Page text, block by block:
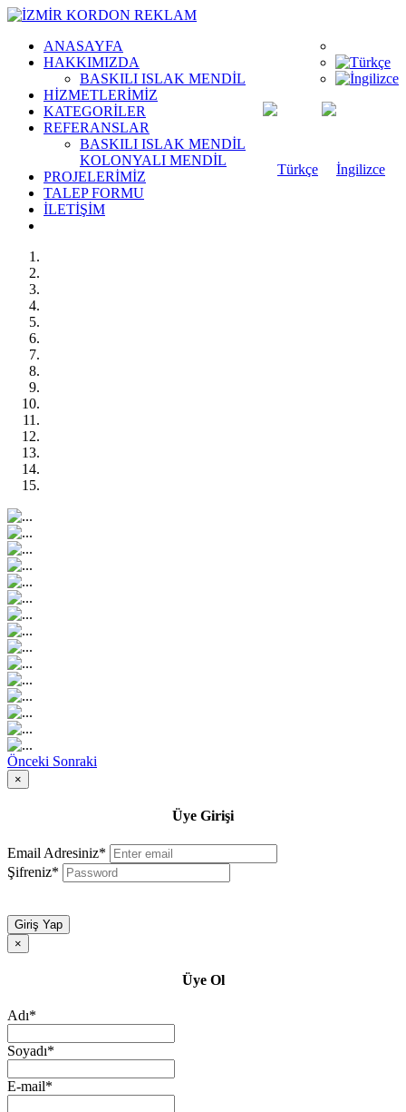
ANASAYFA
HAKKIMIZDA
BASKILI ISLAK MENDİL
HİZMETLERİMİZ
KATEGORİLER
REFERANSLAR
BASKILI ISLAK MENDİL
KOLONYALI MENDİL
PROJELERİMİZ
TALEP FORMU
İLETİŞİM
Önceki Sonraki
×
Üye Girişi
Email Adresiniz*
Şifreniz*
Giriş Yap
×
Üye Ol
Adı*
Soyadı*
E-mail*